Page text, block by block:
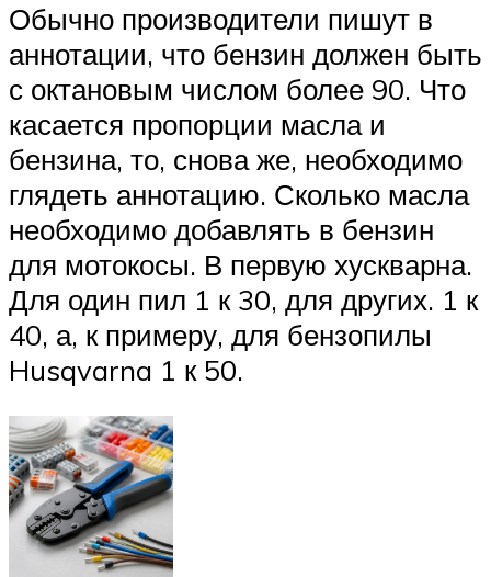
Обычно производители пишут в
аннотации, что бензин должен быть
с октановым числом более 90. Что
касается пропорции масла и
бензина, то, снова же, необходимо
глядеть аннотацию. Сколько масла
необходимо добавлять в бензин
для мотокосы. В первую хускварна.
Для один пил 1 к 30, для других. 1 к
40, а, к примеру, для бензопилы
Husqvarna 1 к 50.